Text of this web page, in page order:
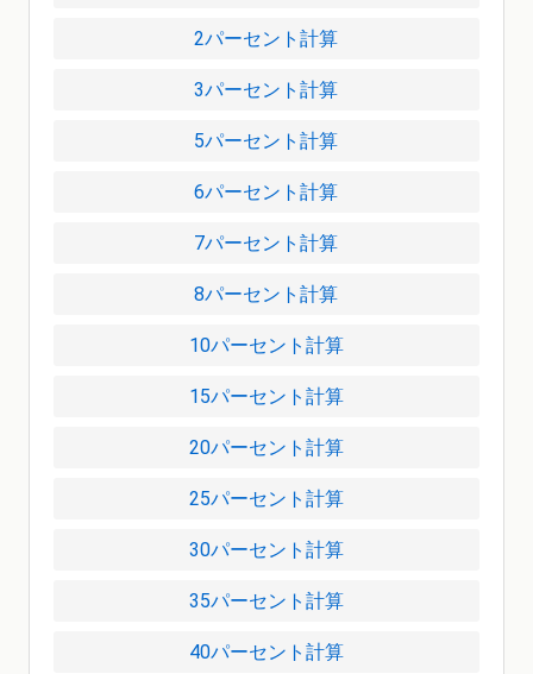
2パーセント計算
3パーセント計算
5パーセント計算
6パーセント計算
7パーセント計算
8パーセント計算
10パーセント計算
15パーセント計算
20パーセント計算
25パーセント計算
30パーセント計算
35パーセント計算
40パーセント計算